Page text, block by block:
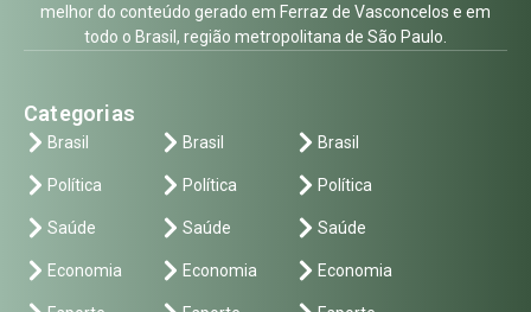
melhor do conteúdo gerado em Ferraz de Vasconcelos e em
todo o Brasil, região metropolitana de São Paulo.
Categorias
Brasil
Política
Saúde
Economia
Brasil
Política
Saúde
Economia
Brasil
Política
Saúde
Economia